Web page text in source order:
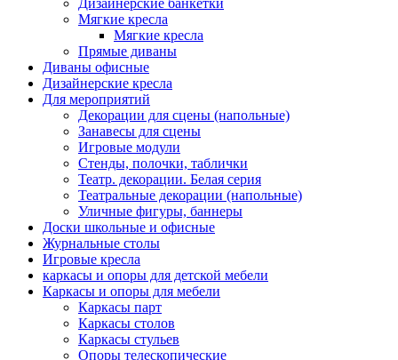
Дизайнерские банкетки
Мягкие кресла
Мягкие кресла
Прямые диваны
Диваны офисные
Дизайнерские кресла
Для мероприятий
Декорации для сцены (напольные)
Занавесы для сцены
Игровые модули
Стенды, полочки, таблички
Театр. декорации. Белая серия
Театральные декорации (напольные)
Уличные фигуры, баннеры
Доски школьные и офисные
Журнальные столы
Игровые кресла
каркасы и опоры для детской мебели
Каркасы и опоры для мебели
Каркасы парт
Каркасы столов
Каркасы стульев
Опоры телескопические